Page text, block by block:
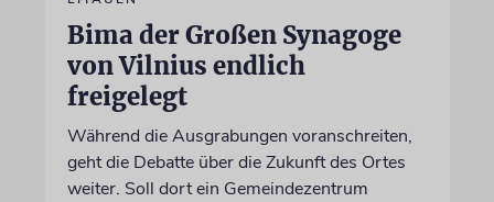
Bima der Großen Synagoge
von Vilnius endlich
freigelegt
Während die Ausgrabungen voranschreiten,
geht die Debatte über die Zukunft des Ortes
weiter. Soll dort ein Gemeindezentrum